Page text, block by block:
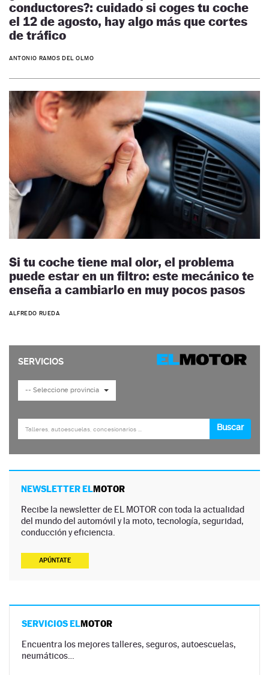
conductores?: cuidado si coges tu coche
el 12 de agosto, hay algo más que cortes
de tráfico
ANTONIO RAMOS DEL OLMO
Si tu coche tiene mal olor, el problema
puede estar en un filtro: este mecánico te
enseña a cambiarlo en muy pocos pasos
ALFREDO RUEDA
NEWSLETTER ELMOTOR
Recibe la newsletter de EL MOTOR con toda la actualidad
del mundo del automóvil y la moto, tecnología, seguridad,
conducción y eficiencia.
APÚNTATE
SERVICIOS ELMOTOR
Encuentra los mejores talleres, seguros, autoescuelas,
neumáticos…